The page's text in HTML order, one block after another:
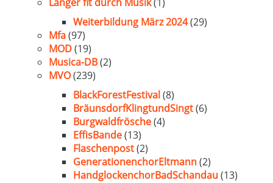
Weiterbildung März 2024(29)
Mfa(97)
MOD(19)
Musica-DB(2)
MVO(239)
BlackForestFestival(8)
BräunsdorfKlingtundSingt(6)
Burgwaldfrösche(4)
EffisBande(13)
Flaschenpost(2)
GenerationenchorEltmann(2)
HandglockenchorBadSchandau(13)